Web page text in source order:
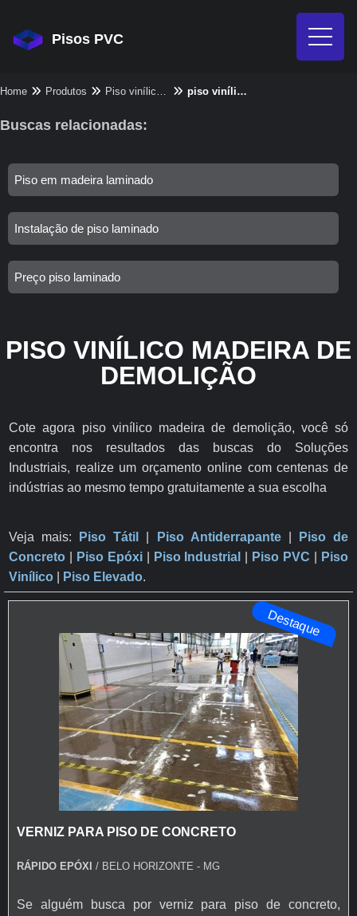
Pisos PVC
Home Produtos Piso vinílico - Categoria piso vinílico madeira de demolição
Buscas relacionadas:
Piso em madeira laminado
Instalação de piso laminado
Preço piso laminado
PISO VINÍLICO MADEIRA DE
DEMOLIÇÃO
Cote agora piso vinílico madeira de demolição, você só
encontra nos resultados das buscas do Soluções
Industriais, realize um orçamento online com centenas de
indústrias ao mesmo tempo gratuitamente a sua escolha
Veja mais: Piso Tátil Piso Antiderrapante​ |
Piso de
Concreto
Piso Epóxi| Piso Industrial Piso PVC
Piso
Vinílico
Piso Elevado.
Destaque
VERNIZ PARA PISO DE CONCRETO
RÁPIDO EPÓXI / BELO HORIZONTE - MG
Se alguém busca por verniz para piso de concreto,